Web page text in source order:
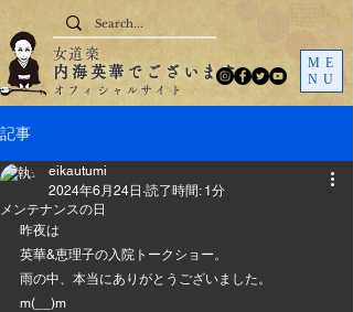
ME
NU
女道楽
内海英華でございます
オフィシャルサイト
記事
メンテナンスの日
eikautumi
2024年6月24日 読了時間: 1分
昨夜は
英華&恵理子の入院トークショー。
雨の中、本当にありがとうございました。
m(__)m